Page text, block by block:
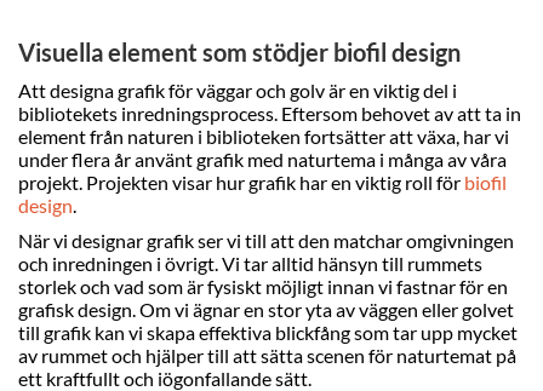
Kontakt
Visuella element som stödjer biofil design
Att designa grafik för väggar och golv är en viktig del i
bibliotekets inredningsprocess. Eftersom behovet av att ta in
element från naturen i biblioteken fortsätter att växa, har vi
under flera år använt grafik med naturtema i många av våra
projekt. Projekten visar hur grafik har en viktig roll för biofil
design.
När vi designar grafik ser vi till att den matchar omgivningen
och inredningen i övrigt. Vi tar alltid hänsyn till rummets
storlek och vad som är fysiskt möjligt innan vi fastnar för en
grafisk design. Om vi ägnar en stor yta av väggen eller golvet
till grafik kan vi skapa effektiva blickfång som tar upp mycket
av rummet och hjälper till att sätta scenen för naturtemat på
ett kraftfullt och iögonfallande sätt.